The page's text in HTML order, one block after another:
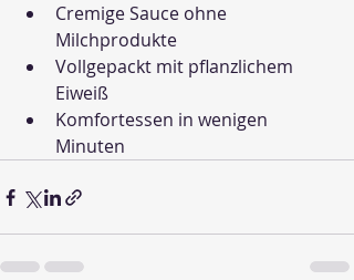
Cremige Sauce ohne
Milchprodukte
Vollgepackt mit pflanzlichem
Eiweiß
Komfortessen in wenigen
Minuten